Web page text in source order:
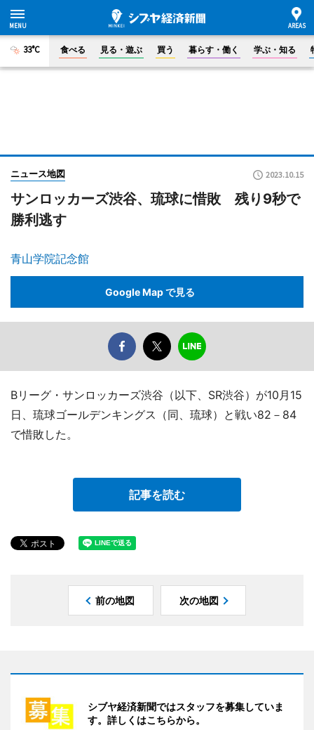
33°C 食べる 見る・遊ぶ 買う 暮らす・働く 学ぶ・知る
ニュース地図 2023.10.15
サンロッカーズ渋谷、琉球に惜敗 残り9秒で
勝利逃す
青山学院記念館
Google Map で見る
Bリーグ・サンロッカーズ渋谷（以下、SR渋谷）が10月15
日、琉球ゴールデンキングス（同、琉球）と戦い82－84
で惜敗した。
記事を読む
前の地図 次の地図
シブヤ経済新聞ではスタッフを募集していま
す。詳しくはこちらから。